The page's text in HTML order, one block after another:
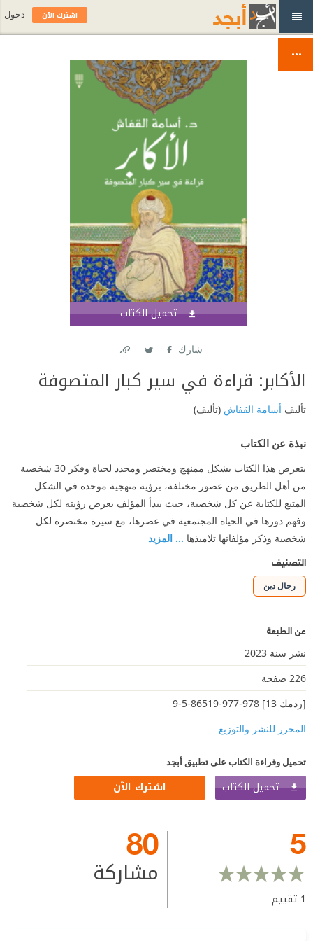
تحميل الكتاب
شارك
الأكابر: قراءة في سير كبار المتصوفة
تأليف أسامة القفاش (تأليف)
نبذة عن الكتاب
يتعرض هذا الكتاب بشكل ممنهج ومختصر ومحدد لحياة وفكر 30 شخصية
من أهل الطريق من عصور مختلفة، برؤية منهجية موحدة في الشكل
المتبع للكتابة عن كل شخصية، حيث يبدأ المؤلف بعرض رؤيته لكل شخصية
وفهم دورها في الحياة المجتمعية في عصرها، مع سيرة مختصرة لكل
شخصية وذكر مؤلفاتها تلاميذها ... المزيد
التصنيف
رجال دين
عن الطبعة
نشر سنة 2023
226 صفحة
[ردمك 13] 978-977-86519-5-9
المحرر للنشر والتوزيع
تحميل وقراءة الكتاب على تطبيق أبجد
تحميل الكتاب اشترك الآن
5
1 تقييم
80
مشاركة
اشترك الآن دخول